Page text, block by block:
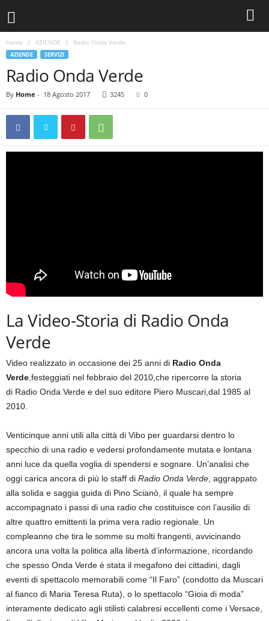
Home AZIENDE Radio Onda Verde
AZIENDE SERVIZI
Radio Onda Verde
By Home - 18 Agosto 2017 3245 0
La Video-Storia di Radio Onda
Verde
Video realizzato in occasione dei 25 anni di Radio Onda
Verde ,festeggiati nel febbraio del 2010,che ripercorre la storia
di Radio Onda Verde e del suo editore Piero Muscari,dal 1985 al
2010.
Venticinque anni utili alla città di Vibo per guardarsi dentro lo
specchio di una radio e vedersi profondamente mutata e lontana
anni luce da quella voglia di spendersi e sognare. Un’analisi che
oggi carica ancora di più lo staff di Radio Onda Verde , aggrappato
alla solida e saggia guida di Pino Scianò, il quale ha sempre
accompagnato i passi di una radio che costituisce con l’ausilio di
altre quattro emittenti la prima vera radio regionale. Un
compleanno che tira le somme su molti frangenti, avvicinando
ancora una volta la politica alla libertà d’informazione, ricordando
che spesso Onda Verde è stata il megafono dei cittadini, dagli
eventi di spettacolo memorabili come “Il Faro” (condotto da Muscari
al fianco di Maria Teresa Ruta), o lo spettacolo “Gioia di moda”
interamente dedicato agli stilisti calabresi eccellenti come i Versace,